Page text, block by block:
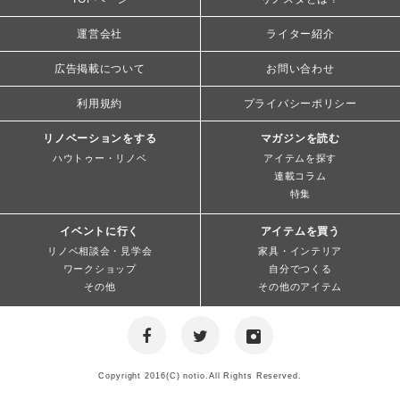
運営会社 ライター紹介
広告掲載について お問い合わせ
利用規約 プライバシーポリシー
リノベーションをする
ハウトゥー・リノベ
マガジンを読む
アイテムを探す
連載コラム
特集
イベントに行く
リノベ相談会・見学会
ワークショップ
その他
アイテムを買う
家具・インテリア
自分でつくる
その他のアイテム
Copyright 2016(C) notio.All Rights Reserved.